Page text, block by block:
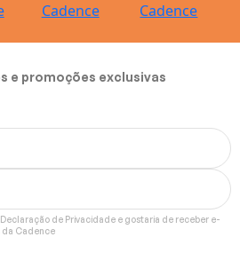
e promoções exclusivas
Declaração de Privacidade e gostaria de receber e-
mails marketing e/ou promocionais da Cadence